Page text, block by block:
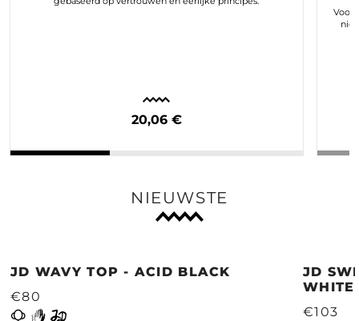
20,06 €
Voor
NIEUWSTE
JD WAVY TOP - ACID BLACK
€80
JD
WHITE
€103